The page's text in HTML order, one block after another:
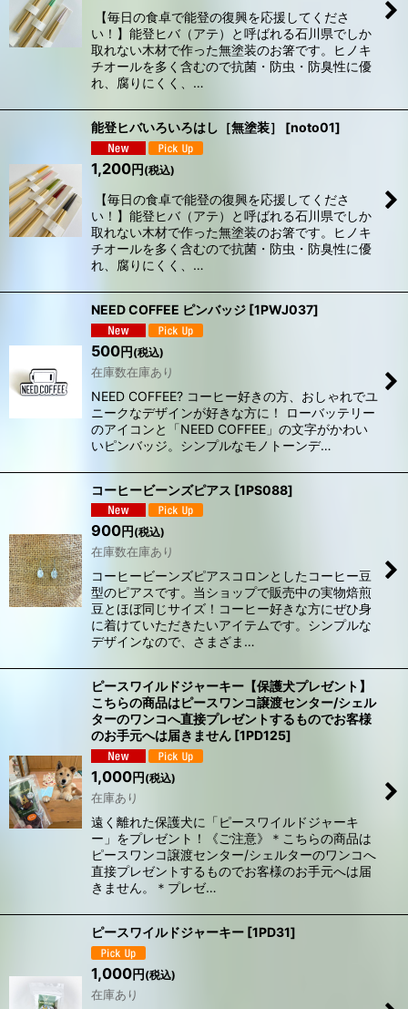
【毎日の食卓で能登の復興を応援してくださ
い！】能登ヒバ（アテ）と呼ばれる石川県でしか
取れない木材で作った無塗装のお箸です。ヒノキ
チオールを多く含むので抗菌・防虫・防臭性に優
れ、腐りにくく、…
能登ヒバいろいろはし［無塗装］ [noto01]
1,200円 (税込)
【毎日の食卓で能登の復興を応援してくださ
い！】能登ヒバ（アテ）と呼ばれる石川県でしか
取れない木材で作った無塗装のお箸です。ヒノキ
チオールを多く含むので抗菌・防虫・防臭性に優
れ、腐りにくく、…
NEED COFFEE ピンバッジ [1PWJ037]
500円(税込)
在庫数在庫あり
NEED COFFEE? コーヒー好きの方、おしゃれでユ
ニークなデザインが好きな方に！ ローバッテリー
のアイコンと「NEED COFFEE」の文字がかわい
いピンバッジ。シンプルなモノトーンデ…
コーヒービーンズピアス [1PS088]
900円 (税込)
在庫数在庫あり
コーヒービーンズピアスコロンとしたコーヒー豆
型のピアスです。当ショップで販売中の実物焙煎
豆とほぼ同じサイズ！コーヒー好きな方にぜひ身
に着けていただきたいアイテムです。シンプルな
デザインなので、さまざま…
ピースワイルドジャーキー【保護犬プレゼント】
こちらの商品はピースワンコ譲渡センター/シェル
ターのワンコへ直接プレゼントするものでお客様
のお手元へは届きません [1PD125]
1,000円 (税込)
在庫あり
​遠く離れた保護犬に「ピースワイルドジャーキ
ー」をプレゼント！《ご注意》＊こちらの商品は
ピースワンコ譲渡センター/シェルターのワンコへ
直接プレゼントするものでお客様のお手元へは届
きません。​＊​プレゼ…
ピースワイルドジャーキー [1PD31]
1,000円(税込)
在庫あり